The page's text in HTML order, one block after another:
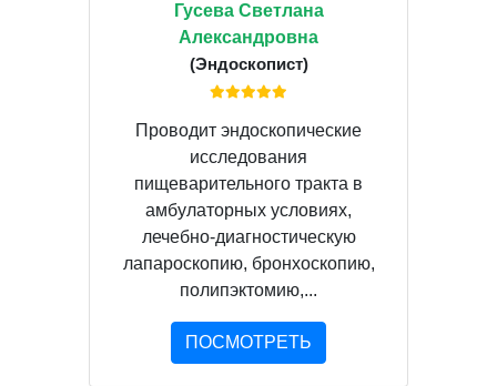
Гусева Светлана
Александровна
(Эндоскопист)
Проводит эндоскопические
исследования
пищеварительного тракта в
амбулаторных условиях,
лечебно-диагностическую
лапароскопию, бронхоскопию,
полипэктомию,...
ПОСМОТРЕТЬ